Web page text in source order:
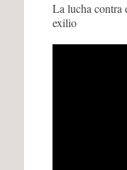
La lucha contra
exilio